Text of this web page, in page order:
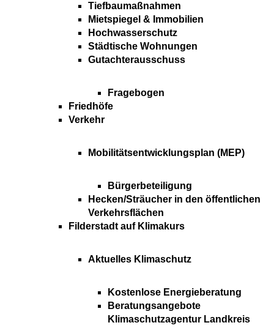
Tiefbaumaßnahmen
Mietspiegel & Immobilien
Hochwasserschutz
Städtische Wohnungen
Gutachterausschuss
Fragebogen
Friedhöfe
Verkehr
Mobilitätsentwicklungsplan (MEP)
Bürgerbeteiligung
Hecken/Sträucher in den öffentlichen
Verkehrsflächen
Filderstadt auf Klimakurs
Aktuelles Klimaschutz
Kostenlose Energieberatung
Beratungsangebote
Klimaschutzagentur Landkreis